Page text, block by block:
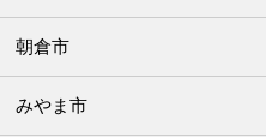
朝倉市
みやま市